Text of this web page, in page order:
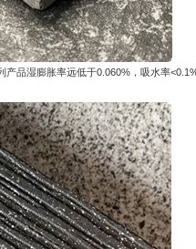
产品湿膨胀率远低于0.060%，吸水率